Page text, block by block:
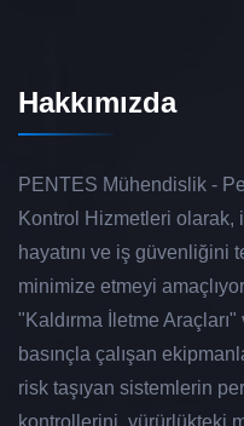
Hakkımızda
PENTES Mühendislik -
Kontrol Hizmetleri olarak,
hayatını ve iş güvenliğini
minimize etmeyi
"Kaldırma İletme
basınçla çalışan
risk taşıyan sistemlerin
kontrollerini, yürürlükteki